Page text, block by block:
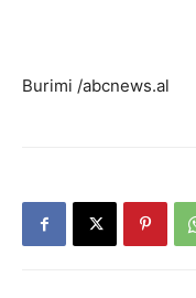
Burimi /abcnews.al